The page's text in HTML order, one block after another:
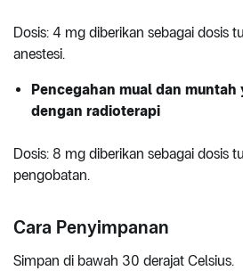
Dosis: 4 mg diberikan sebagai dosis
anestesi.
Pencegahan mual dan muntah
dengan radioterapi
Dosis: 8 mg diberikan sebagai dosis
pengobatan.
Cara Penyimpanan
Simpan di bawah 30 derajat Celsius.